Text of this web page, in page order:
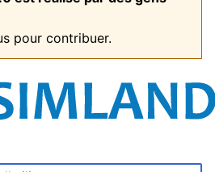
pour contribuer.